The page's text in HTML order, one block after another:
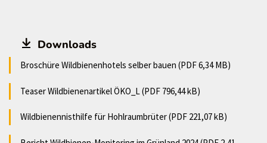
Downloads
Broschüre Wildbienenhotels selber bauen (PDF 6,34 MB)
Teaser Wildbienenartikel ÖKO_L (PDF 796,44 kB)
Wildbienennisthilfe für Hohlraumbrüter (PDF 221,07 kB)